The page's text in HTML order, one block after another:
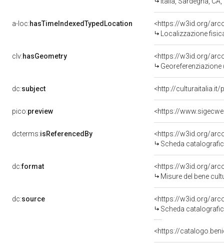
a-loc:hasTimeIndexedTypedLocation
<https://w3id.org/
Localizzazione
clv:hasGeometry
<https://w3id.org/
dc:subject <http://culturaitalia.it/
pico:preview <https://
dcterms:isReferencedBy
<https://w3id.org/
Scheda
dc:format
<https://w3id.org/
Misure del bene
dc:source
<https://w3id.org/
Scheda
<https://